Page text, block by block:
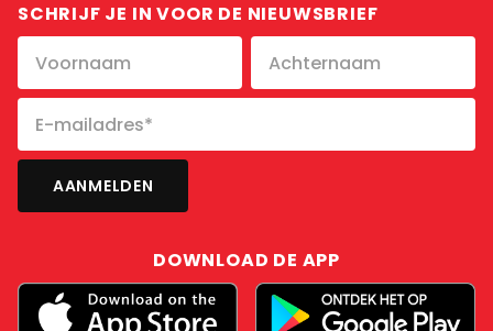
SCHRIJF JE IN VOOR DE NIEUWSBRIEF
DOWNLOAD DE APP